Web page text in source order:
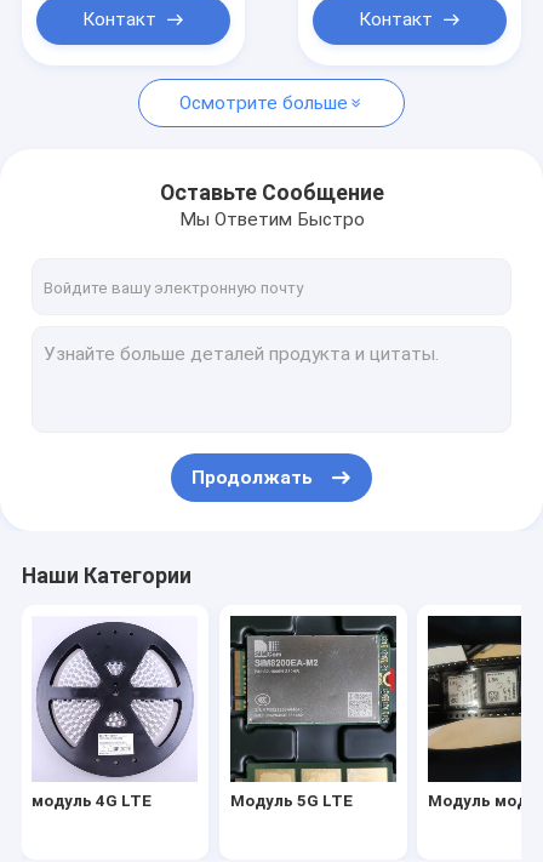
Новости
Запросите цитату
модуль 4G LTE
Модуль беспроводного маршрутизатора
Контакт Контакт
Осмотрите больше
Оставьте Сообщение
Мы Ответим Быстро
Продолжать
Наши Категории
модуль 4G LTE Модуль 5G LTE Модуль